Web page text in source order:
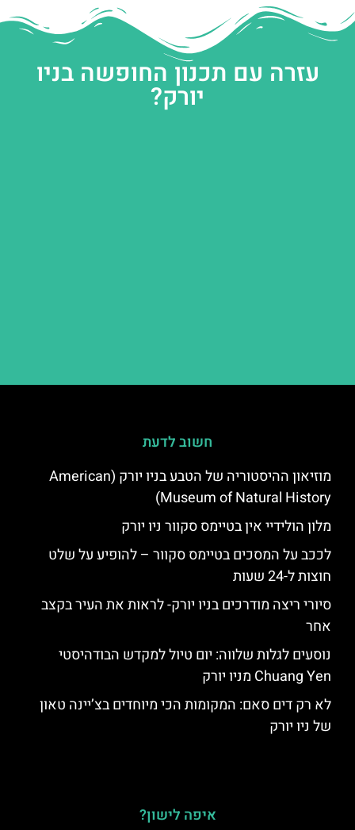
עזרה עם תכנון החופשה בניו
יורק?
חשוב לדעת
מוזיאון ההיסטוריה של הטבע בניו יורק (American
Museum of Natural History)
מלון הולידיי אין בטיימס סקוור ניו יורק
לככב על המסכים בטיימס סקוור – להופיע על שלט
חוצות ל-24 שעות
סיורי ריצה מודרכים בניו יורק- לראות את העיר בקצב
אחר
נוסעים לגלות שלווה: יום טיול למקדש הבודהיסטי
Chuang Yen מניו יורק
לא רק דים סאם: המקומות הכי מיוחדים בצ’יינה טאון
של ניו יורק
איפה לישון?